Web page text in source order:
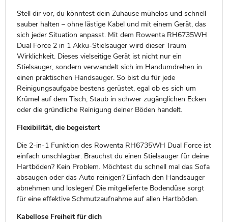
Stell dir vor, du könntest dein Zuhause mühelos und schnell
sauber halten – ohne lästige Kabel und mit einem Gerät, das
sich jeder Situation anpasst. Mit dem Rowenta RH6735WH
Dual Force 2 in 1 Akku-Stielsauger wird dieser Traum
Wirklichkeit. Dieses vielseitige Gerät ist nicht nur ein
Stielsauger, sondern verwandelt sich im Handumdrehen in
einen praktischen Handsauger. So bist du für jede
Reinigungsaufgabe bestens gerüstet, egal ob es sich um
Krümel auf dem Tisch, Staub in schwer zugänglichen Ecken
oder die gründliche Reinigung deiner Böden handelt.
Flexibilität, die begeistert
Die 2-in-1 Funktion des Rowenta RH6735WH Dual Force ist
einfach unschlagbar. Brauchst du einen Stielsauger für deine
Hartböden? Kein Problem. Möchtest du schnell mal das Sofa
absaugen oder das Auto reinigen? Einfach den Handsauger
abnehmen und loslegen! Die mitgelieferte Bodendüse sorgt
für eine effektive Schmutzaufnahme auf allen Hartböden.
Kabellose Freiheit für dich